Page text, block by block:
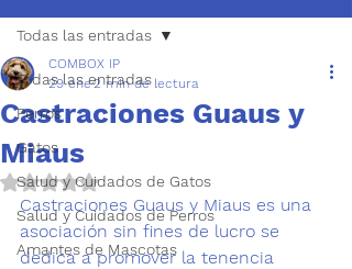
Todas las entradas
Perros
Gatos
Salud y Cuidados de Gatos
Salud y Cuidados de Perros
Amantes de Mascotas
Todas las entradas
Castraciones Guaus y
Miaus
COMBOX IP
29 ene2 min de lectura
Obtuvo NaN de 5 estrellas.
Castraciones Guaus y Miaus es una
asociación sin fines de lucro se
dedica a promover la tenencia